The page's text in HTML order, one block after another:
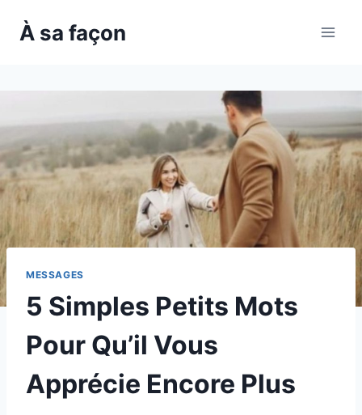
À sa façon
MESSAGES
5 Simples Petits Mots
Pour Qu’il Vous
Apprécie Encore Plus